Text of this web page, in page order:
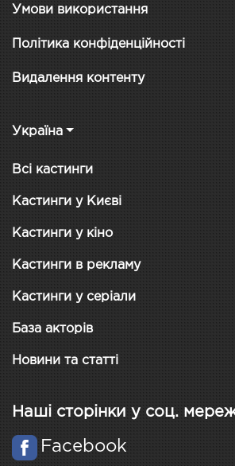
Умови використання
Політика конфіденційності
Видалення контенту
Україна
Всі кастинги
Кастинги у Києві
Кастинги у кіно
Кастинги в рекламу
Кастинги у серіали
База акторів
Новини та статті
Наші сторінки у соц.
Facebook